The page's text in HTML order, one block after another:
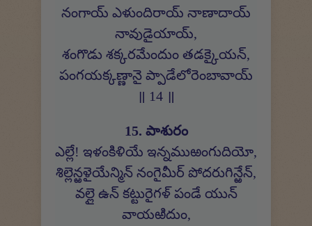
నంగాయ్ ఎళుందిరాయ్ నాణాదాయ్
నావుడైయాయ్,
శంగొడు శక్కరమేందుం తడక్కైయన్,
పంగయక్కణ్ణానై ప్పాడేలోరెంబావాయ్
॥ 14 ॥
15. పాశురం
ఎల్లే! ఇళంకిళియే ఇన్నముఱంగుదియో,
శిల్లెన్ఱళైయేన్మిన్ నంగైమీర్ పోదరుగిన్ఱేన్,
వల్లై ఉన్ కట్టురైగళ్ పండే యున్
వాయఱిదుం,